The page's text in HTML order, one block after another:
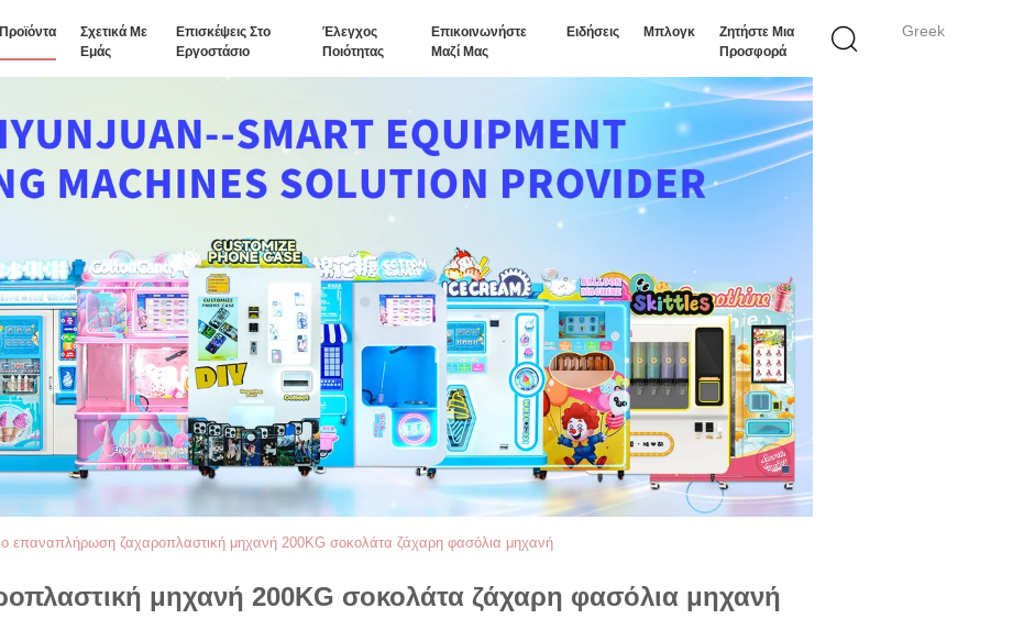
Greek
Προϊόντα
Σχετικά Με
Εμάς
Επισκέψεις Στο
Εργοστάσιο
Έλεγχος
Ποιότητας
Επικοινωνήστε
Μαζί Μας
Ειδήσεις Μπλογκ
Ζητήστε Μια
Προσφορά
επαναπλήρωση ζαχαροπλαστική μηχανή 200KG σοκολάτα ζάχαρη φασόλια μηχανή
μηχανή 200KG σοκολάτα ζάχαρη φασόλια μηχανή